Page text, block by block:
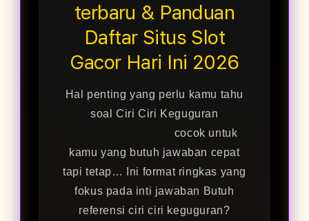
terbaru & Panduan
Daftar Situs Slot
Gacor Hari Ini 2026
Hal penting yang perlu kamu tahu
soal Ciri Ciri Keguguran
cocok untuk
kamu yang butuh jawaban cepat
tapi tetap… Ini format ringkas yang
fokus pada inti jawaban Butuh
referensi ciri ciri keguguran?